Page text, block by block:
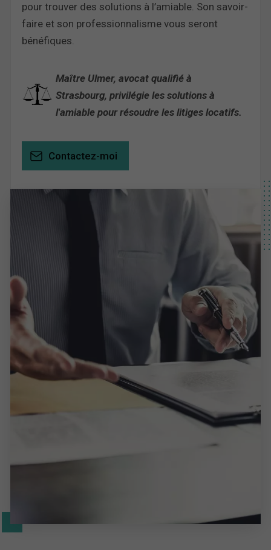
pour trouver des solutions à l’amiable. Son savoir-
faire et son professionnalisme vous seront
bénéfiques.
Maître Ulmer, avocat qualifié à
Strasbourg, privilégie les solutions à
l'amiable pour résoudre les litiges locatifs.
Contactez-moi